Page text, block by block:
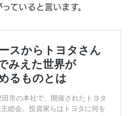
ていると言います。